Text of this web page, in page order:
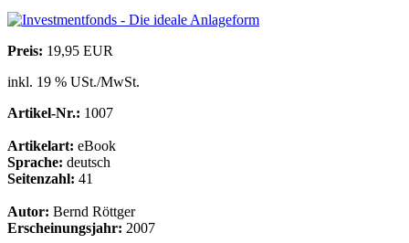
Preis: 19,95 EUR
inkl. 19 % USt./MwSt.
Artikel-Nr.: 1007
Artikelart: eBook
Sprache: deutsch
Seitenzahl: 41
Autor: Bernd Röttger
Erscheinungsjahr: 2007